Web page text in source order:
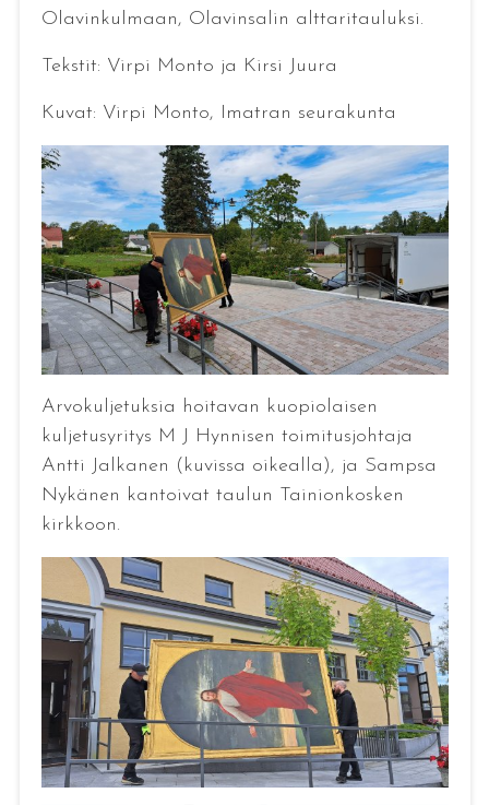
Olavinkulmaan, Olavinsalin alttaritauluksi.
Tekstit: Virpi Monto ja Kirsi Juura
Kuvat: Virpi Monto, Imatran seurakunta
Arvokuljetuksia hoitavan kuopiolaisen
kuljetusyritys M J Hynnisen toimitusjohtaja
Antti Jalkanen (kuvissa oikealla), ja Sampsa
Nykänen kantoivat taulun Tainionkosken
kirkkoon.